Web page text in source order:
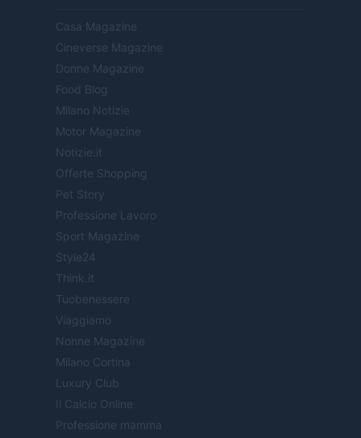
Casa Magazine
Cineverse Magazine
Donne Magazine
Food Blog
Milano Notizie
Motor Magazine
Notizie.it
Offerte Shopping
Pet Story
Professione Lavoro
Sport Magazine
Style24
Think.it
Tuobenessere
Viaggiamo
Nonne Magazine
Milano Cortina
Luxury Club
Il Calcio Online
Professione mamma